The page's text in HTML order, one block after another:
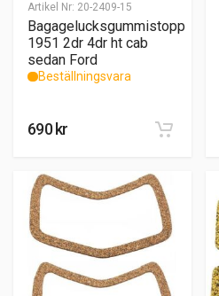
Artikel Nr: 20-2409-15
Bagagelucksgummistopp
1951 2dr 4dr ht cab
sedan Ford
Beställningsvara
690 kr